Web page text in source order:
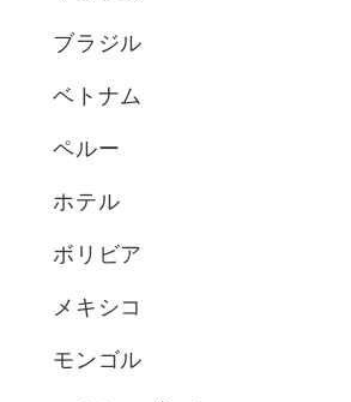
ブラジル
ベトナム
ペルー
ホテル
ボリビア
メキシコ
モンゴル